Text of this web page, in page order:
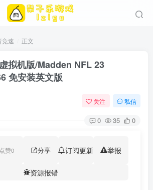
竞速 正文
拟机版/Madden NFL 23
免安装英文版
关注 私信
0 35 0
点赞0 分享 订阅更新 举报
资源报错